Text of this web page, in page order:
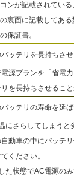
ンが記載されている
裏面に記載してある
保証書。
ッテリを長持ちさ
源プランを「省電
を長持ちさせること
ッテリの寿命を延
にさらしてしまうと
動車の中にバッテ
ください。
た状態でAC電源の